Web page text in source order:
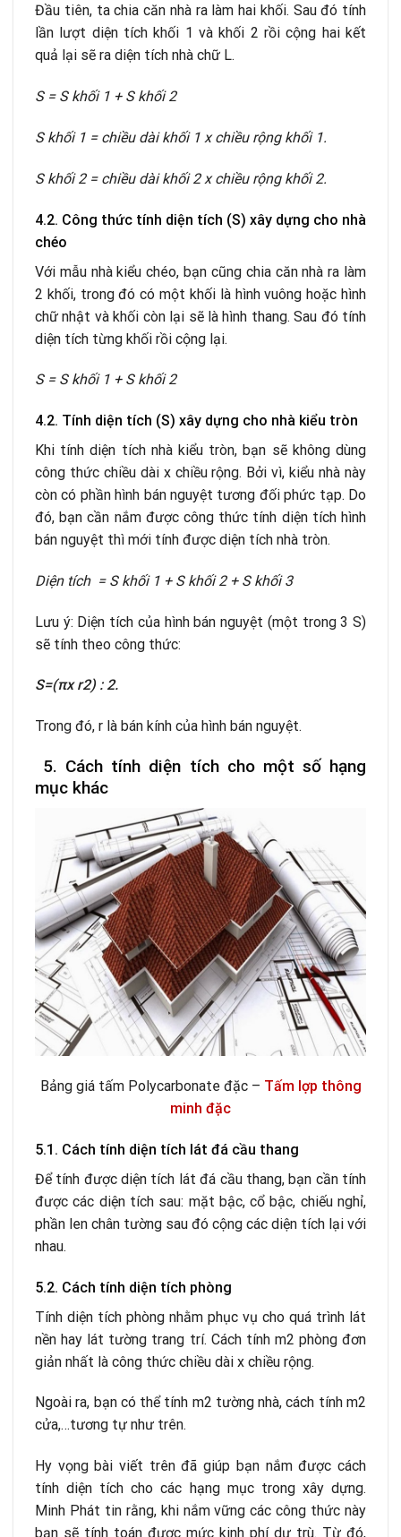
Đầu tiên, ta chia căn nhà ra làm hai khối. Sau đó tính
lần lượt diện tích khối 1 và khối 2 rồi cộng hai kết
quả lại sẽ ra diện tích nhà chữ L.
S = S khối 1 + S khối 2
S khối 1 = chiều dài khối 1 x chiều rộng khối 1.
S khối 2 = chiều dài khối 2 x chiều rộng khối 2.
4.2. Công thức tính diện tích (S) xây dựng cho nhà
chéo
Với mẫu nhà kiểu chéo, bạn cũng chia căn nhà ra làm
2 khối, trong đó có một khối là hình vuông hoặc hình
chữ nhật và khối còn lại sẽ là hình thang. Sau đó tính
diện tích từng khối rồi cộng lại.
S = S khối 1 + S khối 2
4.2. Tính diện tích (S) xây dựng cho nhà kiểu tròn
Khi tính diện tích nhà kiểu tròn, bạn sẽ không dùng
công thức chiều dài x chiều rộng. Bởi vì, kiểu nhà này
còn có phần hình bán nguyệt tương đối phức tạp. Do
đó, bạn cần nắm được công thức tính diện tích hình
bán nguyệt thì mới tính được diện tích nhà tròn.
Diện tích = S khối 1 + S khối 2 + S khối 3
Lưu ý: Diện tích của hình bán nguyệt (một trong 3 S)
sẽ tính theo công thức:
S=(πx r2) : 2.
Trong đó, r là bán kính của hình bán nguyệt.
5. Cách tính diện tích cho một số hạng
mục khác
Bảng giá tấm Polycarbonate đặc – Tấm lợp thông
minh đặc
5.1. Cách tính diện tích lát đá cầu thang
Để tính được diện tích lát đá cầu thang, bạn cần tính
được các diện tích sau: mặt bậc, cổ bậc, chiếu nghỉ,
phần len chân tường sau đó cộng các diện tích lại với
nhau.
5.2. Cách tính diện tích phòng
Tính diện tích phòng nhằm phục vụ cho quá trình lát
nền hay lát tường trang trí. Cách tính m2 phòng đơn
giản nhất là công thức chiều dài x chiều rộng.
Ngoài ra, bạn có thể tính m2 tường nhà, cách tính m2
cửa,…tương tự như trên.
Hy vọng bài viết trên đã giúp bạn nắm được cách
tính diện tích cho các hạng mục trong xây dựng.
Minh Phát tin rằng, khi nắm vững các công thức này
bạn sẽ tính toán được mức kinh phí dự trù. Từ đó,